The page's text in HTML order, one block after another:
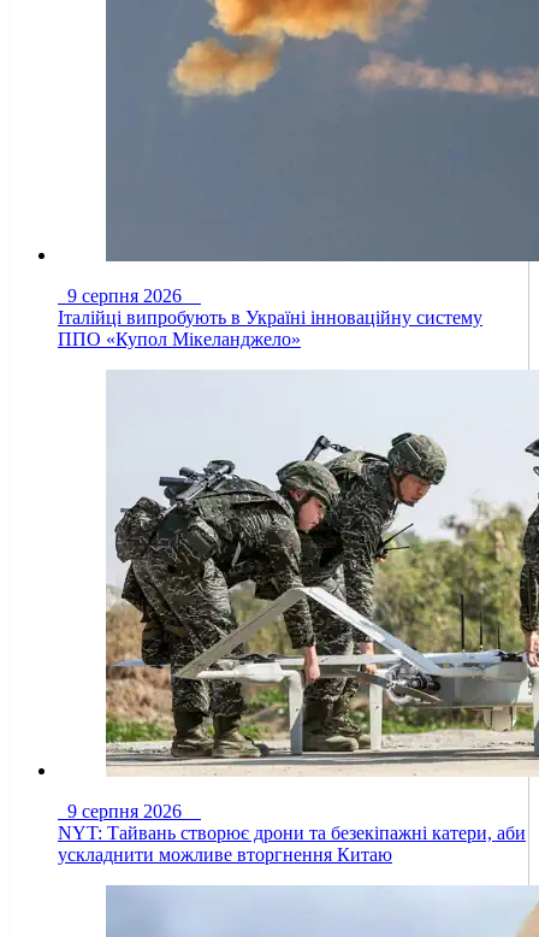
9 серпня 2026
Італійці випробують в Україні інноваційну систему
ППО «Купол Мікеланджело»
9 серпня 2026
NYT: Тайвань створює дрони та безекіпажні катери, аби
ускладнити можливе вторгнення Китаю